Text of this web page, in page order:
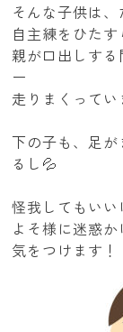
そんな子供は、
自主練をひた
親が口出しす
ー
走りまくってい
下の子も、足
るし💦
怪我してもいい
よそ様に迷惑か
気をつけます！